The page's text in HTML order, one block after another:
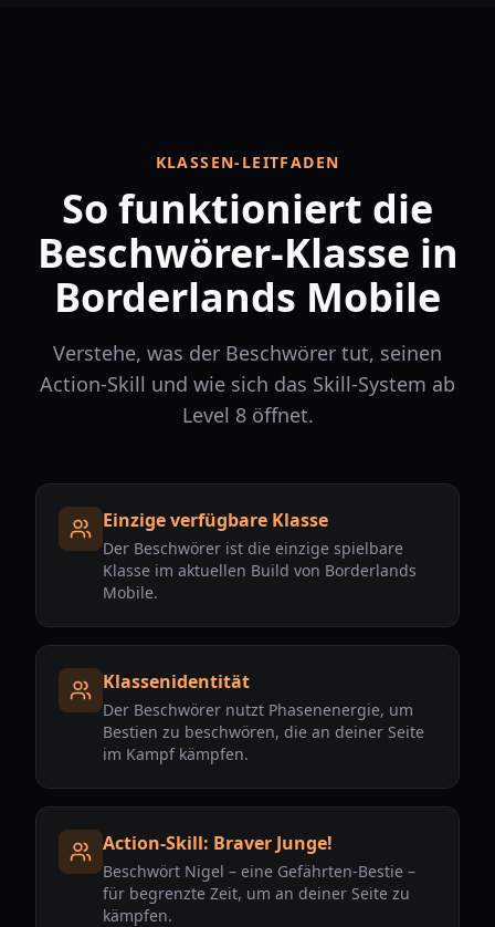
KLASSEN-LEITFADEN
So funktioniert die
Beschwörer-Klasse in
Borderlands Mobile
Verstehe, was der Beschwörer tut, seinen
Action-Skill und wie sich das Skill-System ab
Level 8 öffnet.
Einzige verfügbare Klasse
Der Beschwörer ist die einzige spielbare
Klasse im aktuellen Build von Borderlands
Mobile.
Klassenidentität
Der Beschwörer nutzt Phasenenergie, um
Bestien zu beschwören, die an deiner Seite
im Kampf kämpfen.
Action-Skill: Braver Junge!
Beschwört Nigel – eine Gefährten-Bestie –
für begrenzte Zeit, um an deiner Seite zu
kämpfen.